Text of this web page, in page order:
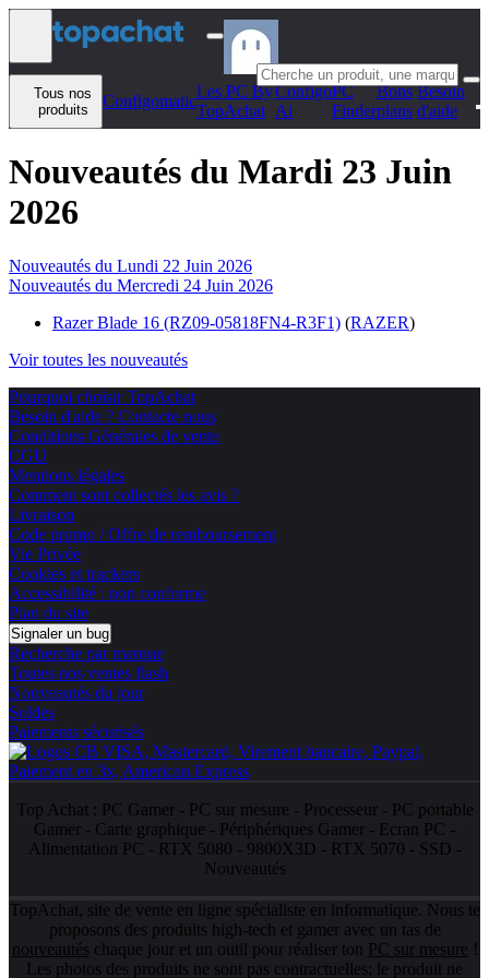
Aller au contenu
Tous nos
produits
Configomatic
Les PC By
TopAchat
Configo
Ai
PC
Finder
Bons
plans
Besoin
d'aide
Nouveautés du Mardi 23 Juin
2026
Nouveautés du Lundi 22 Juin 2026
Nouveautés du Mercredi 24 Juin 2026
Razer Blade 16 (RZ09-05818FN4-R3F1) (RAZER)
Voir toutes les nouveautés
Pourquoi choisir TopAchat
Besoin d'aide ? Contacte nous
Conditions Générales de vente
CGU
Mentions légales
Comment sont collectés les avis ?
Livraison
Code promo / Offre de remboursement
Vie Privée
Cookies et trackers
Accessibilité : non conforme
Plan du site
Signaler un bug
Recherche par marque
Toutes nos ventes flash
Nouveautés du jour
Soldes
Paiements sécurisés
Top Achat : PC Gamer- PC sur mesure - Processeur- PC portable
Gamer - Carte graphique - Périphériques Gamer - Ecran PC -
Alimentation PC - RTX 5080 - 9800X3D - RTX 5070 - SSD -
Nouveautés
TopAchat, site de vente en ligne spécialiste en informatique. Nous te
proposons des produits high-tech et gamer avec un tas de
nouveautés chaque jour et un outil pour réaliser ton PC sur mesure !
Les photos des produits ne sont pas contractuelles; le produit ne